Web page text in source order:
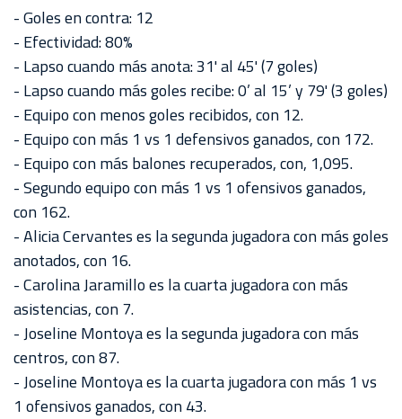
- Goles en contra: 12
- Efectividad: 80%
- Lapso cuando más anota: 31' al 45' (7 goles)
- Lapso cuando más goles recibe: 0’ al 15’ y 79' (3 goles)
- Equipo con menos goles recibidos, con 12.
- Equipo con más 1 vs 1 defensivos ganados, con 172.
- Equipo con más balones recuperados, con, 1,095.
- Segundo equipo con más 1 vs 1 ofensivos ganados,
con 162.
- Alicia Cervantes es la segunda jugadora con más goles
anotados, con 16.
- Carolina Jaramillo es la cuarta jugadora con más
asistencias, con 7.
- Joseline Montoya es la segunda jugadora con más
centros, con 87.
- Joseline Montoya es la cuarta jugadora con más 1 vs
1 ofensivos ganados, con 43.